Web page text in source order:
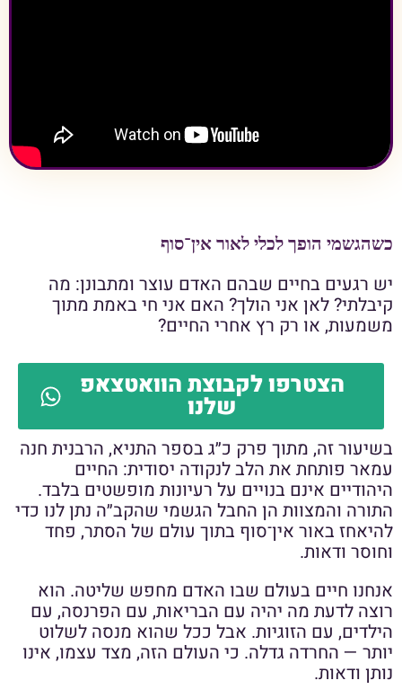
כשהגשמי הופך לכלי לאור אין־סוף
יש רגעים בחיים שבהם האדם עוצר ומתבונן: מה
קיבלתי? לאן אני הולך? האם אני חי באמת מתוך
משמעות, או רק רץ אחרי החיים?
הצטרפו לקבוצת הוואטצאפ
שלנו
בשיעור זה, מתוך פרק כ״ג בספר התניא, הרבנית חנה
עמאר פותחת את הלב לנקודה יסודית: החיים
היהודיים אינם בנויים על רעיונות מופשטים בלבד.
התורה והמצוות הן החבל הגשמי שהקב״ה נתן לנו כדי
להיאחז באור אין־סוף בתוך עולם של הסתר, פחד
וחוסר ודאות.
אנחנו חיים בעולם שבו האדם מחפש שליטה. הוא
רוצה לדעת מה יהיה עם הבריאות, עם הפרנסה, עם
הילדים, עם הזוגיות. אבל ככל שהוא מנסה לשלוט
יותר — החרדה גדלה. כי העולם הזה, מצד עצמו, אינו
נותן ודאות.